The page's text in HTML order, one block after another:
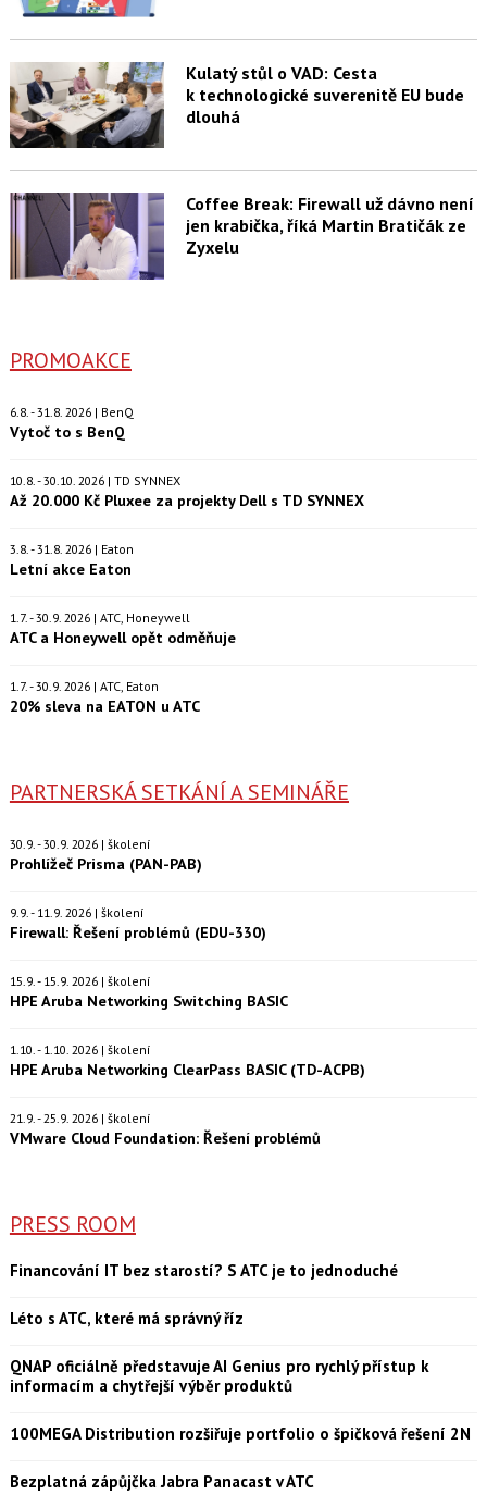
Kulatý stůl o VAD: Cesta
k technologické suverenitě EU bude
dlouhá
Coffee Break: Firewall už dávno není
jen krabička, říká Martin Bratičák ze
Zyxelu
PROMOAKCE
6.8. - 31.8. 2026 | BenQ
Vytoč to s BenQ
10.8. - 30.10. 2026 | TD SYNNEX
Až 20.000 Kč Pluxee za projekty Dell s TD SYNNEX
3.8. - 31.8. 2026 | Eaton
Letní akce Eaton
1.7. - 30.9. 2026 | ATC, Honeywell
ATC a Honeywell opět odměňuje
1.7. - 30.9. 2026 | ATC, Eaton
20% sleva na EATON u ATC
PARTNERSKÁ SETKÁNÍ A SEMINÁŘE
30.9. - 30.9. 2026 | školení
Prohlížeč Prisma (PAN-PAB)
9.9. - 11.9. 2026 | školení
Firewall: Řešení problémů (EDU-330)
15.9. - 15.9. 2026 | školení
HPE Aruba Networking Switching BASIC
1.10. - 1.10. 2026 | školení
HPE Aruba Networking ClearPass BASIC (TD-ACPB)
21.9. - 25.9. 2026 | školení
VMware Cloud Foundation: Řešení problémů
PRESS ROOM
Financování IT bez starostí? S ATC je to jednoduché
Léto s ATC, které má správný říz
QNAP oficiálně představuje AI Genius pro rychlý přístup k
informacím a chytřejší výběr produktů
100MEGA Distribution rozšiřuje portfolio o špičková řešení 2N
Bezplatná zápůjčka Jabra Panacast v ATC